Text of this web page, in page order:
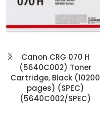
Canon CRG 070 H
(5640C002) Toner
Cartridge, Black (10200
pages) (SPEC)
(5640C002/SPEC)